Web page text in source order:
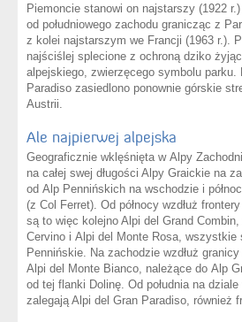
Piemoncie stanowi on najstarszy (1922
od południowego zachodu granicząc z
z kolei najstarszym we Francji (1963 r.).
najściślej splecione z ochroną dziko
alpejskiego, zwierzęcego symbolu parku.
Paradiso zasiedlono ponownie górskie
Austrii.
Ale najpierwej alpejska
Geograficznie wklęśnięta w Alpy
na całej swej długości Alpy Graickie na
od Alp Pennińskich na wschodzie i
(z Col Ferret). Od północy wzdłuż
są to więc kolejno Alpi del Grand
Cervino i Alpi del Monte Rosa, wszystkie
Pennińskie. Na zachodzie wzdłuż
Alpi del Monte Bianco, należące do Alp
od tej flanki Dolinę. Od południa na
zalegają Alpi del Gran Paradiso, również